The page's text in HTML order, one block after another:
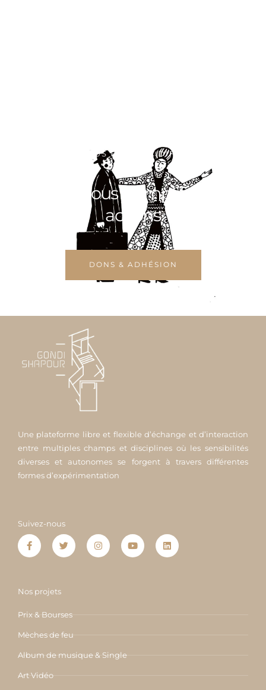
VOULEZ-VOUS FAIRE LA DIFFÉRENCE ?
Aidez-nous à amplifier nos
actions
DONS & ADHÉSION
Une plateforme libre et flexible d’échange et d’interaction
entre multiples champs et disciplines où les sensibilités
diverses et autonomes se forgent à travers différentes
formes d’expérimentation
Suivez-nous
F
a
c
o
k
f
T
w
i
I
n
s
Y
o
u
L
i
n
Nos projets
Prix & Bourses
Mèches de feu
Album de musique & Single
Art Vidéo